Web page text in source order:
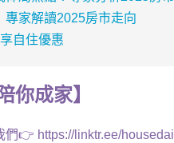
專家解讀2025房市走向
自住優惠
陪你成家】
們👉 https://linktr.ee/